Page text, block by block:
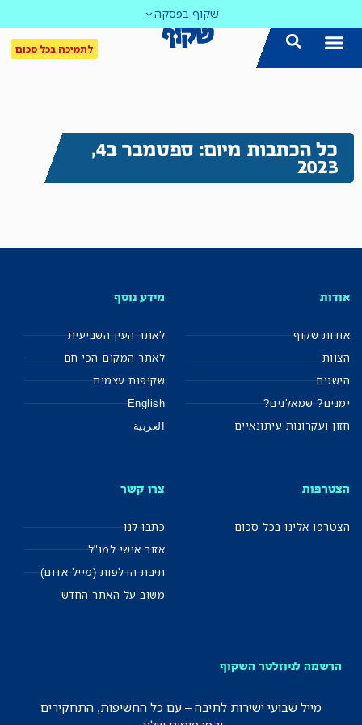
שקוף בפסקה
לתמיכה בכל סכום
כל הכתבות מיום: ספטמבר ב4,
2023
אודות
אודות שקוף
הצוות
הישגים
ימנים? שמאלנים?
חזון ועקרונות עיתונאיים
מידע נוסף
לאתר העין השביעית
לאתר המקום הכי חם
שקיפות עצמית
English
العربية
הצטרפות
הצטרפו אלינו בכל סכום
צרו קשר
כתבו לנו
אזור אישי למו"ל
תיבת הדלפות (מייל אדום)
משוב על האתר החדש
הרשמה לניוזלטר השקוף
מייל שבועי ישירות לתיבה – עם כל החשיפות, התחקירים